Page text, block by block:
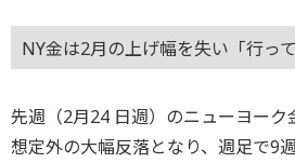
NY金は2月の上げ幅を失い「行っ
先週（2月24 日週）のニューヨーク
想定外の大幅反落となり、週足で9